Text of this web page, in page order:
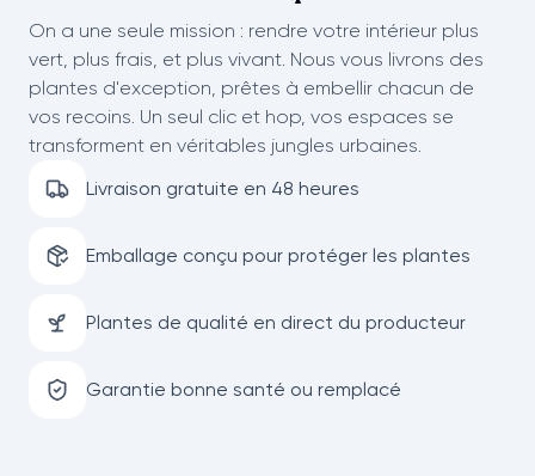
On a une seule mission : rendre votre intérieur plus
vert, plus frais, et plus vivant. Nous vous livrons des
plantes d'exception, prêtes à embellir chacun de
vos recoins. Un seul clic et hop, vos espaces se
transforment en véritables jungles urbaines.
Livraison gratuite en 48 heures
Emballage conçu pour protéger les plantes
Plantes de qualité en direct du producteur
Garantie bonne santé ou remplacé